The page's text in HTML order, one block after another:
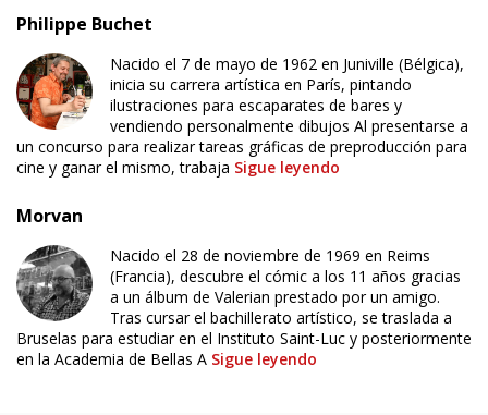
Philippe Buchet
Nacido el 7 de mayo de 1962 en Juniville (Bélgica),
inicia su carrera artística en París, pintando
ilustraciones para escaparates de bares y
vendiendo personalmente dibujos Al presentarse a
un concurso para realizar tareas gráficas de preproducción para
cine y ganar el mismo, trabaja Sigue leyendo
Morvan
Nacido el 28 de noviembre de 1969 en Reims
(Francia), descubre el cómic a los 11 años gracias
a un álbum de Valerian prestado por un amigo.
Tras cursar el bachillerato artístico, se traslada a
Bruselas para estudiar en el Instituto Saint-Luc y posteriormente
en la Academia de Bellas A Sigue leyendo
ÚLTIMO NÚMERO PUBLICADO